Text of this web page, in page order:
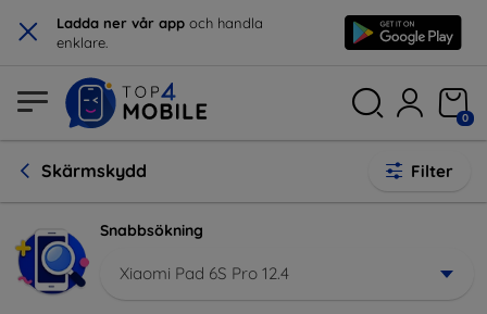
× Ladda ner vår app och handla
enklare.
0
Skärmskydd Filter
Snabbsökning
Xiaomi Pad 6S Pro 12.4